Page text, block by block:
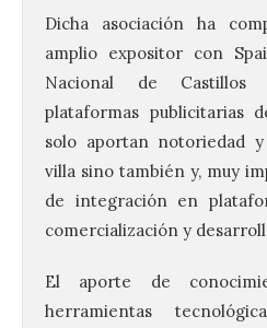
Dicha asociación ha
amplio expositor con
Nacional de Castillos
plataformas publicitarias
solo aportan notoriedad
villa sino también y, muy
de integración en
comercialización y
El aporte de
herramientas